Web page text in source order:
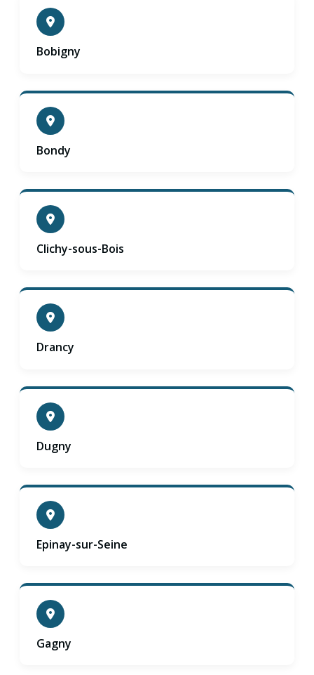
Bobigny
Bondy
Clichy-sous-Bois
Drancy
Dugny
Epinay-sur-Seine
Gagny